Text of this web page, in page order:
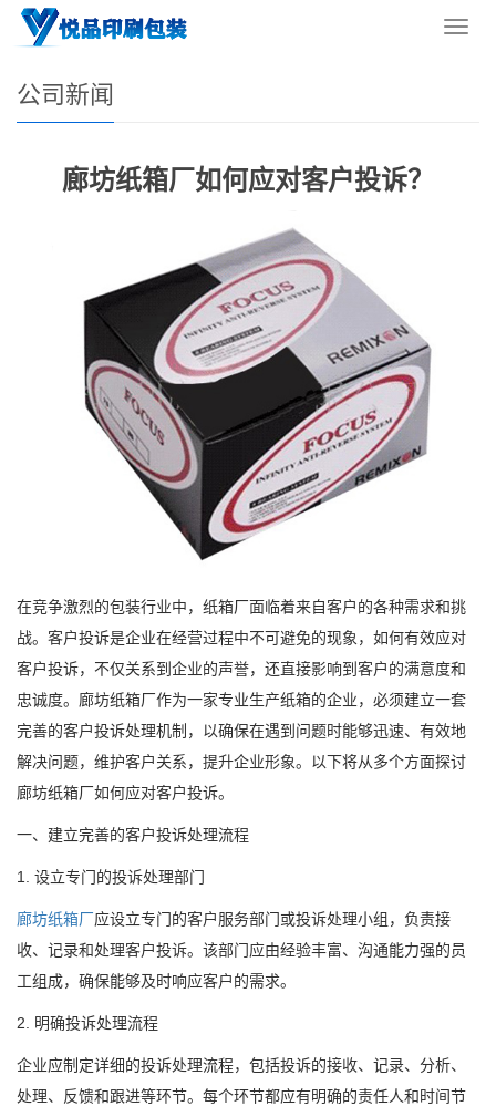
导
您的位置： 网站首页>
公司新闻
廊坊纸箱厂如何应对客户投诉？
在竞争激烈的包装行业中，纸箱厂面临着来自客户的各种需求和挑
战。客户投诉是企业在经营过程中不可避免的现象，如何有效应对
客户投诉，不仅关系到企业的声誉，还直接影响到客户的满意度和
忠诚度。廊坊纸箱厂作为一家专业生产纸箱的企业，必须建立一套
完善的客户投诉处理机制，以确保在遇到问题时能够迅速、有效地
解决问题，维护客户关系，提升企业形象。以下将从多个方面探讨
廊坊纸箱厂如何应对客户投诉。
一、建立完善的客户投诉处理流程
1. 设立专门的投诉处理部门
廊坊纸箱厂应设立专门的客户服务部门或投诉处理小组，负责接
收、记录和处理客户投诉。该部门应由经验丰富、沟通能力强的员
工组成，确保能够及时响应客户的需求。
2. 明确投诉处理流程
企业应制定详细的投诉处理流程，包括投诉的接收、记录、分析、
处理、反馈和跟进等环节。每个环节都应有明确的责任人和时间节